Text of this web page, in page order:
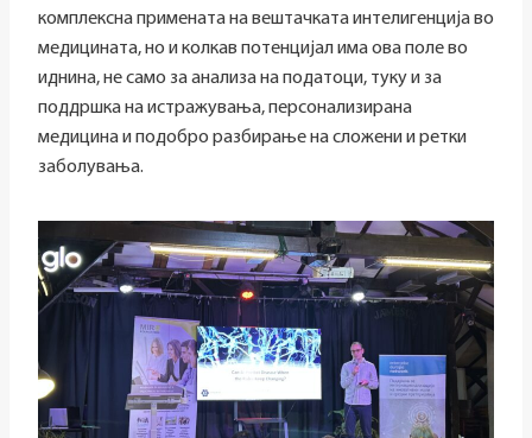
комплексна примената на вештачката интелигенција во
медицината, но и колкав потенцијал има ова поле во
иднина, не само за анализа на податоци, туку и за
поддршка на истражувања, персонализирана
медицина и подобро разбирање на сложени и ретки
заболувања.